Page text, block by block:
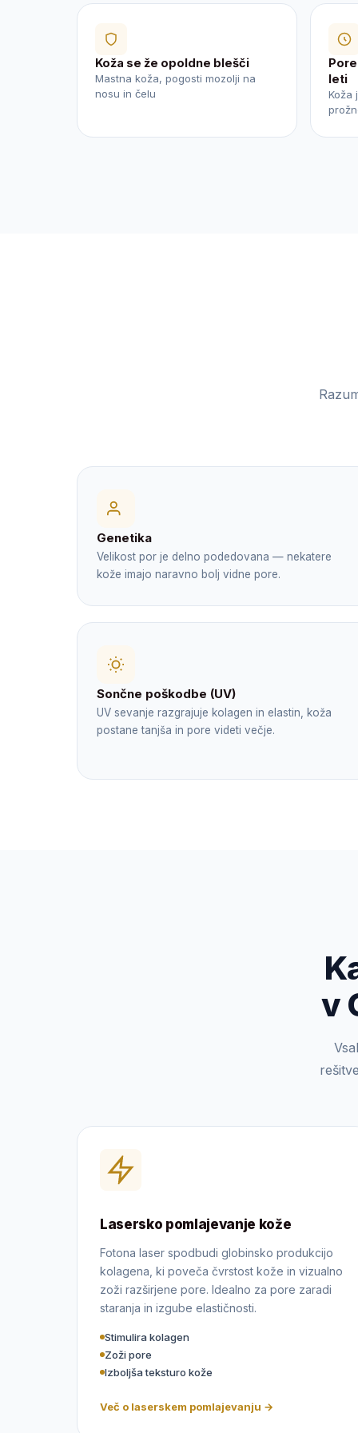
Koža se že opoldne blešči
Mastna koža, pogosti mozolji na
nosu in čelu
leti
Koža
Genetika
Velikost por je delno podedovana — nekatere
kože imajo naravno bolj vidne pore.
Sončne poškodbe (UV)
UV sevanje razgrajuje kolagen in elastin, koža
postane tanjša in pore videti večje.
v
Lasersko pomlajevanje kože
Fotona laser spodbudi globinsko produkcijo
kolagena, ki poveča čvrstost kože in vizualno
zoži razširjene pore. Idealno za pore zaradi
staranja in izgube elastičnosti.
Stimulira kolagen
Zoži pore
Izboljša teksturo kože
Več o laserskem pomlajevanju →